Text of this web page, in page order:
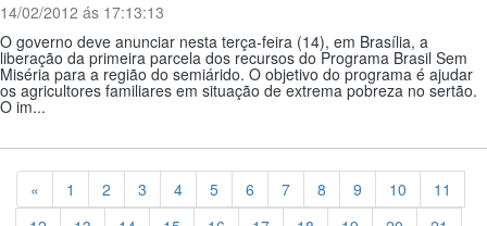
14/02/2012 ás 17:13:13
O governo deve anunciar nesta terça-feira (14), em Brasília, a
liberação da primeira parcela dos recursos do Programa Brasil Sem
Miséria para a região do semiárido. O objetivo do programa é ajudar
os agricultores familiares em situação de extrema pobreza no sertão.
O im...
« Previous
1 2 3 4 5 6 7 8 9 10
11